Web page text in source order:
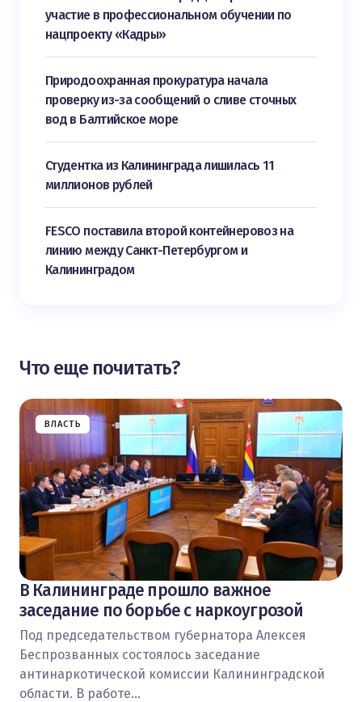
участие в профессиональном обучении по
нацпроекту «Кадры»
Природоохранная прокуратура начала
проверку из-за сообщений о сливе сточных
вод в Балтийское море
Студентка из Калининграда лишилась 11
миллионов рублей
FESCO поставила второй контейнеровоз на
линию между Санкт-Петербургом и
Калининградом
Что еще почитать?
ВЛАСТЬ
В Калининграде прошло важное
заседание по борьбе с наркоугрозой
Под председательством губернатора Алексея
Беспрозванных состоялось заседание
антинаркотической комиссии Калининградской
области. В работе…